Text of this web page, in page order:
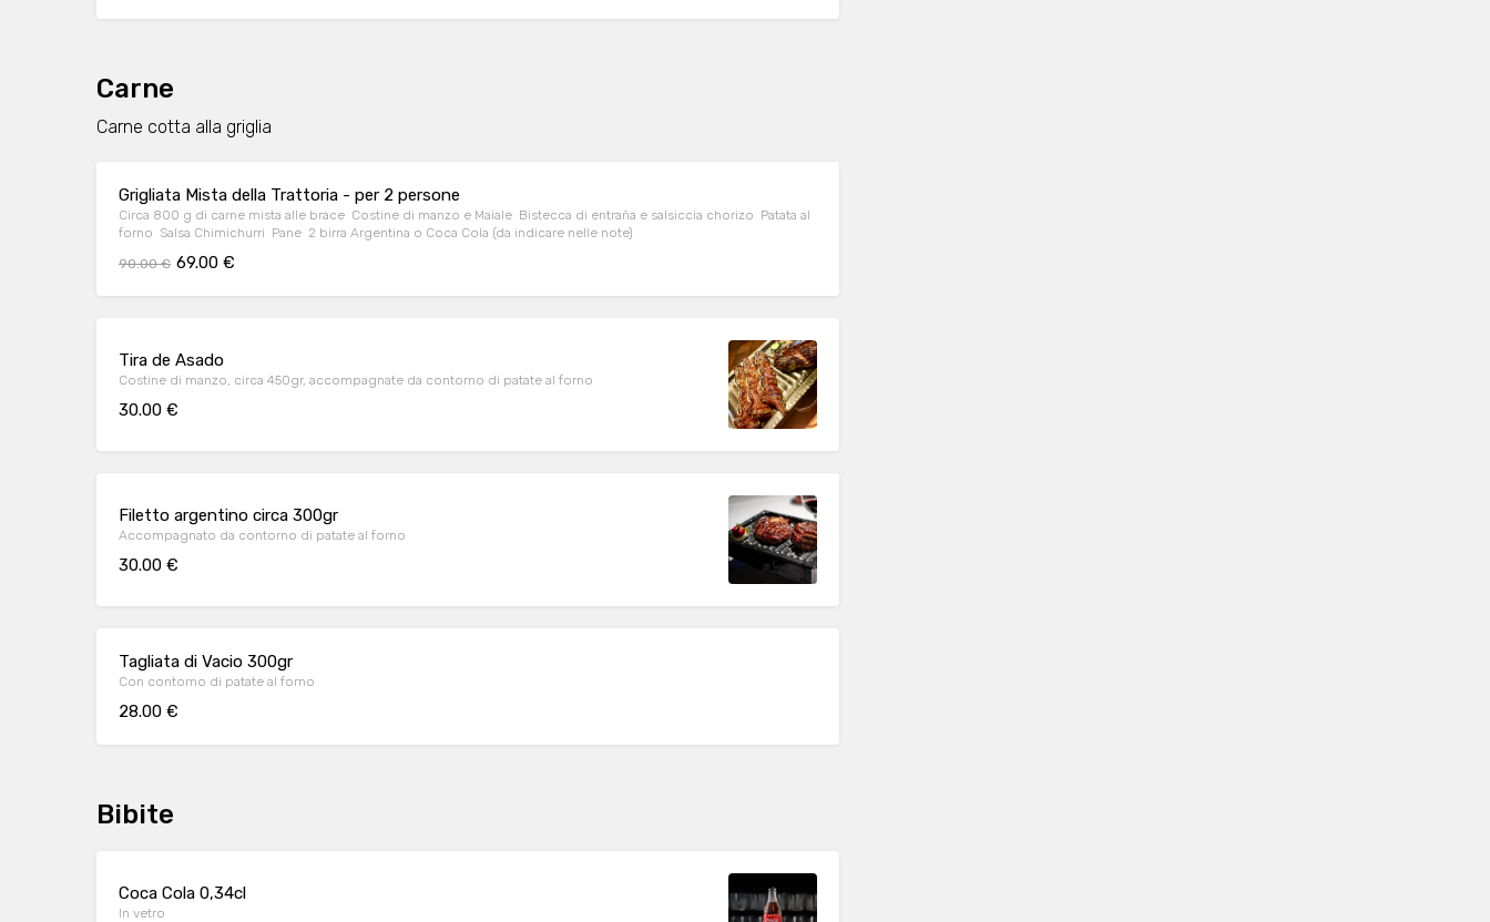
Carne
Carne cotta alla griglia
Grigliata Mista della Trattoria - per 2 persone
Circa 800 g di carne mista alle brace Costine di manzo e Maiale Bistecca di entraña e salsiccia chorizo Patata al
forno Salsa Chimichurri Pane 2 birra Argentina o Coca Cola (da indicare nelle note)
90.00 € 69.00 €
Tira de Asado
Costine di manzo, circa 450gr, accompagnate da contorno di patate al forno
30.00 €
Filetto argentino circa 300gr
Accompagnato da contorno di patate al forno
30.00 €
Tagliata di Vacio 300gr
Con contorno di patate al forno
28.00 €
Bibite
Coca Cola 0,34cl
In vetro